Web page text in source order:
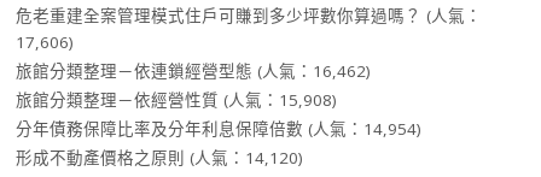
危老重建全案管理模式住戶可賺到多少坪數你算過嗎？ (人氣：
17,606)
旅館分類整理－依連鎖經營型態 (人氣：16,462)
旅館分類整理－依經營性質 (人氣：15,908)
分年債務保障比率及分年利息保障倍數 (人氣：14,954)
形成不動產價格之原則 (人氣：14,120)